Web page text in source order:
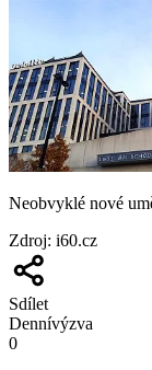
Neobvyklé nové
Zdroj: i60.cz
Sdílet
Dennívýzva
0